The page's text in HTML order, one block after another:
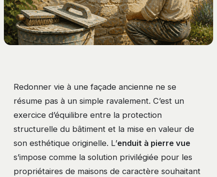
Redonner vie à une façade ancienne ne se
résume pas à un simple ravalement. C’est un
exercice d’équilibre entre la protection
structurelle du bâtiment et la mise en valeur de
son esthétique originelle. L’enduit à pierre vue
s’impose comme la solution privilégiée pour les
propriétaires de maisons de caractère souhaitant